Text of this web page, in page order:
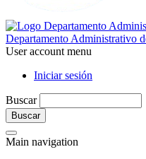
Departamento Administrativo
User account menu
Iniciar sesión
Buscar
Main navigation